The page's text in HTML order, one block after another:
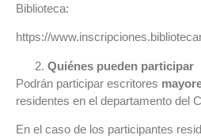
Biblioteca:
https://
Quiénes pueden participar
Podrán participar escritores
residentes en el departamento del
En el caso de los participantes